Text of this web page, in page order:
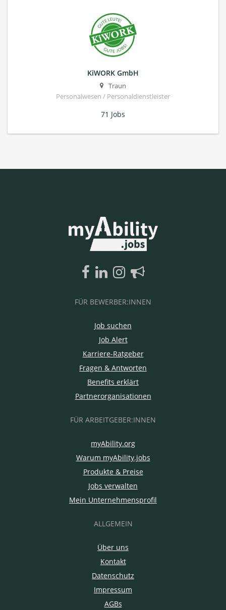
KiWORK GmbH
Traun
Personalwesen / Personaldienstleister
71 Jobs
FÜR BEWERBER:INNEN
Job suchen
Job Alert
Karriere-Ratgeber
Fragen & Antworten
Benefits erklärt
Partnerorganisationen
FÜR ARBEITGEBER:INNEN
myAbility.org
Warum myAbility.jobs
Produkte & Preise
Jobs verwalten
Mein Unternehmensprofil
ALLGEMEIN
Über uns
Kontakt
Datenschutz
Impressum
AGBs